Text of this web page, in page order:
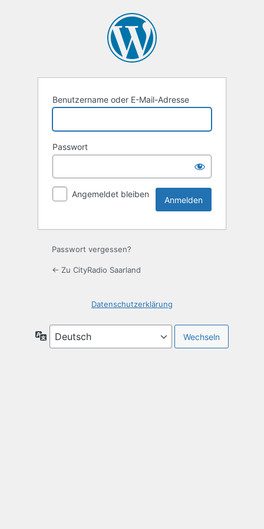
Benutzername oder E-Mail-Adresse
Passwort
Angemeldet bleiben
Passwort vergessen?
← Zu CityRadio Saarland
Datenschutzerklärung
Sprache